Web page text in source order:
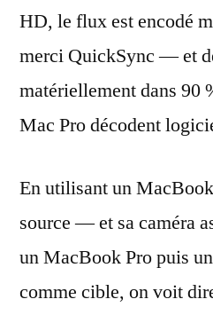
HD, le flux est encodé
merci QuickSync — et
matériellement dans 90
Mac Pro décodent
En utilisant un
source — et sa caméra
un MacBook Pro puis
comme cible, on voit